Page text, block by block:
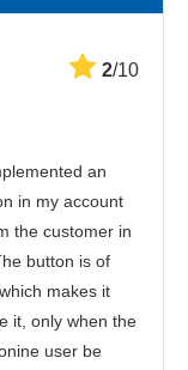
2/10
an
in my account
the customer in
button is of
makes it
it, only when the
user be